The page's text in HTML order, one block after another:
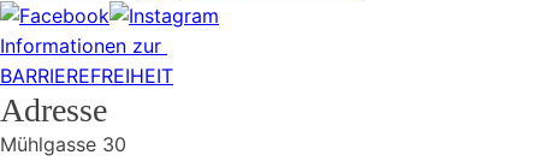
Informationen zur
BARRIEREFREIHEIT
Adresse
Mühlgasse 30